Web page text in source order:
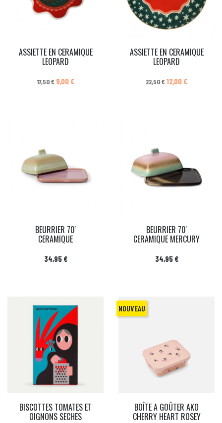
ASSIETTE EN CERAMIQUE
LEOPARD
Prix de base
17,50 € Prix
9,00 €
ASSIETTE EN CERAMIQUE
LEOPARD
Prix de base
22,50 €Prix
12,00 €
BEURRIER 70'
CERAMIQUE
Prix
34,95 €
BEURRIER 70'
CERAMIQUE MERCURY
Prix
34,95 €
BISCOTTES TOMATES ET
OIGNONS SECHES
BOÎTE A GOÛTER AKO
CHERRY HEART ROSEY
NOUVEAU